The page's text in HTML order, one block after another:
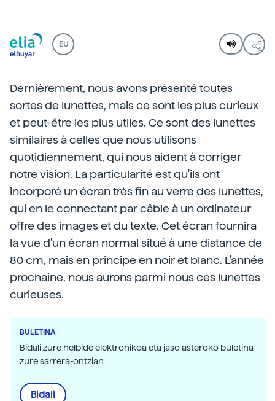
EU
Dernièrement, nous avons présenté toutes
sortes de lunettes, mais ce sont les plus curieux
et peut-être les plus utiles. Ce sont des lunettes
similaires à celles que nous utilisons
quotidiennement, qui nous aident à corriger
notre vision. La particularité est qu'ils ont
incorporé un écran très fin au verre des lunettes,
qui en le connectant par câble à un ordinateur
offre des images et du texte. Cet écran fournira
la vue d'un écran normal situé à une distance de
80 cm, mais en principe en noir et blanc. L'année
prochaine, nous aurons parmi nous ces lunettes
curieuses.
BULETINA
Bidali zure helbide elektronikoa eta jaso asteroko buletina
zure sarrera-ontzian
Bidali